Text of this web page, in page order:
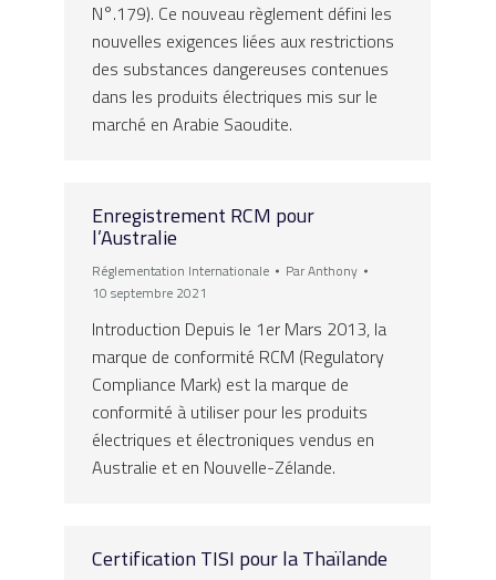
N°.179). Ce nouveau règlement défini les
nouvelles exigences liées aux restrictions
des substances dangereuses contenues
dans les produits électriques mis sur le
marché en Arabie Saoudite.
Enregistrement RCM pour
l’Australie
Réglementation Internationale ParAnthony
10 septembre 2021
Introduction Depuis le 1er Mars 2013, la
marque de conformité RCM (Regulatory
Compliance Mark) est la marque de
conformité à utiliser pour les produits
électriques et électroniques vendus en
Australie et en Nouvelle-Zélande.
Certification TISI pour la Thaïlande